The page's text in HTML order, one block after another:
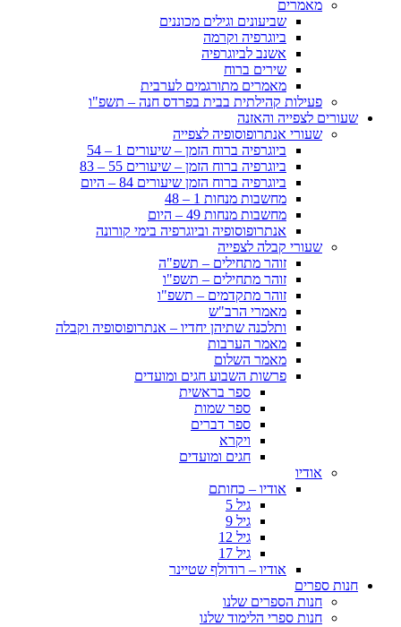
מאמרים
שביעונים וגילים מכוננים
ביוגרפיה וקרמה
אשנב לביוגרפיה
שירים ברוח
מאמרים מתורגמים לערבית
פעילות קהילתית בבית בפרדס חנה – תשפ"ו
שעורים לצפייה והאזנה
שעורי אנתרופוסופיה לצפייה
ביוגרפיה ברוח הזמן – שיעורים 1 – 54
ביוגרפיה ברוח הזמן – שיעורים 55 – 83
ביוגרפיה ברוח הזמן שיעורים 84 – היום
מחשבות מנחות 1 – 48
מחשבות מנחות 49 – היום
אנתרופוסופיה וביוגרפיה בימי קורונה
שעורי קבלה לצפייה
זוהר מתחילים – תשפ"ה
זוהר מתחילים – תשפ"ו
זוהר מתקדמים – תשפ"ו
מאמרי הרב"ש
ותלכנה שתיהן יחדיו – אנתרופוסופיה וקבלה
מאמר הערבות
מאמר השלום
פרשות השבוע חגים ומועדים
ספר בראשית
ספר שמות
ספר דברים
ויקרא
חגים ומועדים
אודיו
אודיו – כחותם
גיל 5
גיל 9
גיל 12
גיל 17
אודיו – רודולף שטיינר
חנות ספרים
חנות הספרים שלנו
חנות ספרי הלימוד שלנו